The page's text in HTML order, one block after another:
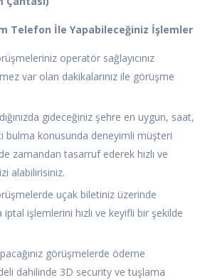
Telefon İle Yapabileceğiniz İşlemler
operatör sağlayıcınız
var olan dakikalarınız ile görüşme
gideceğiniz şehre en uygun, saat,
bulma konusunda deneyimli müşteri
zamandan tasarruf ederek hızlı ve
alabilirisiniz.
uçak biletiniz üzerinde
işlemlerini hızlı ve keyifli bir şekilde
görüşmelerde ödeme
dahilinde 3D security ve tuşlama